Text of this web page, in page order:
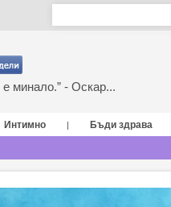
минало.” - Оскар...
Интимно | Бъди здрава